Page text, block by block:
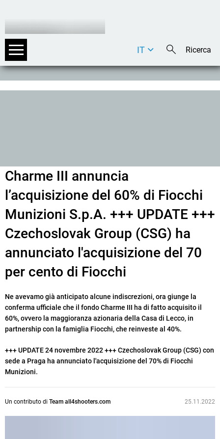
DE
IT
Charme III annuncia
l’acquisizione del 60% di Fiocchi
Munizioni S.p.A. +++ UPDATE +++
Czechoslovak Group (CSG) ha
annunciato l'acquisizione del 70
per cento di Fiocchi
Ne avevamo già anticipato alcune indiscrezioni, ora giunge la
conferma ufficiale che il fondo Charme III ha di fatto acquisito il
60%, ovvero la maggioranza azionaria della Casa di Lecco, in
partnership con la famiglia Fiocchi, che reinveste al 40%.
+++ UPDATE 24 novembre 2022 +++ Czechoslovak Group (CSG) con
sede a Praga ha annunciato l'acquisizione del 70% di Fiocchi
Munizioni.
Un contributo di Team all4shooters.com 25.11.2022